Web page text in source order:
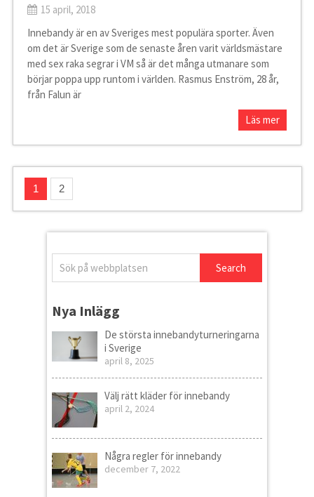
15 april, 2018
Innebandy är en av Sveriges mest populära sporter. Även
om det är Sverige som de senaste åren varit världsmästare
med sex raka segrar i VM så är det många utmanare som
börjar poppa upp runtom i världen. Rasmus Enström, 28 år,
från Falun är
Läs mer
1 2
Nya Inlägg
De största innebandyturneringarna
i Sverige
april 8, 2025
Välj rätt kläder för innebandy
april 2, 2024
Några regler för innebandy
december 7, 2022